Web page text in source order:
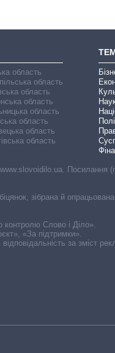
область
область
область
область
область
область
область
область
Посилання
зібрана й
контролю Слово і Діло».
«За підтримки».
за зміст